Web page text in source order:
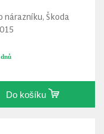
Škoda
Do košíku